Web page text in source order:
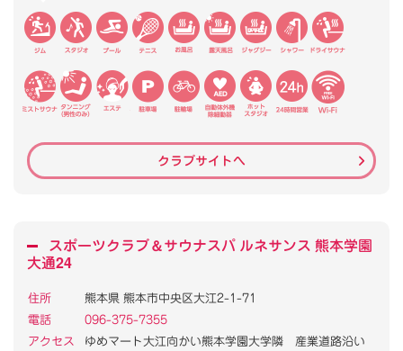
クラブサイトへ
スポーツクラブ＆サウナスパ ルネサンス 熊本学園
大通24
住所
熊本県 熊本市中央区大江2-1-71
電話
096-375-7355
アクセス
ゆめマート大江向かい熊本学園大学隣 産業道路沿い